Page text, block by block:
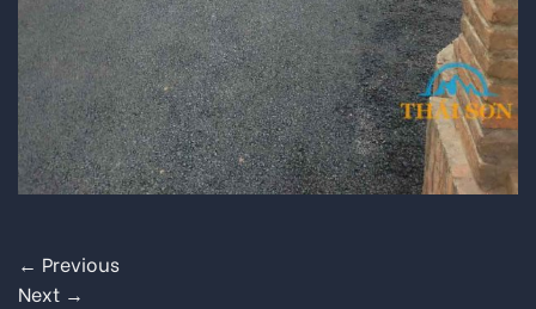
← Previous
Next →